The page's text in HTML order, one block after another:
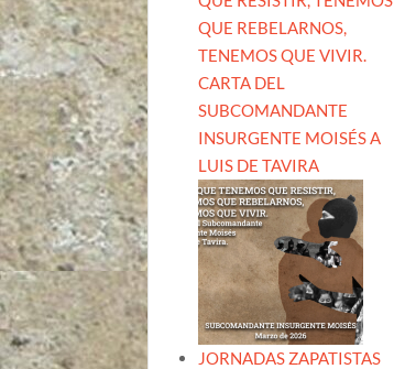
QUE REBELARNOS,
TENEMOS QUE VIVIR.
CARTA DEL
SUBCOMANDANTE
INSURGENTE MOISÉS A
LUIS DE TAVIRA
JORNADAS ZAPATISTAS